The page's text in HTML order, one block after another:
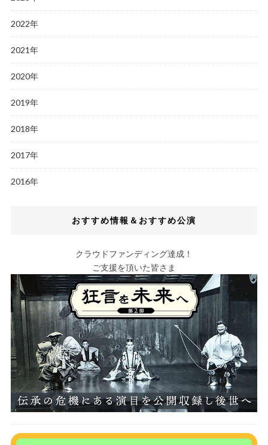
2022年
2021年
2020年
2019年
2018年
2017年
2016年
おすすめ情報＆おすすめ公演
クラウドファンディング達成！
ご支援を頂いた皆さま